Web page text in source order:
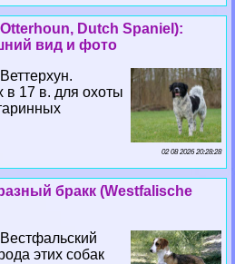
Dutch Spaniel):
вид и фото
17 в. для охоты
02 08 2026 20:28:28
бpaкк (Westfalische
этих собак